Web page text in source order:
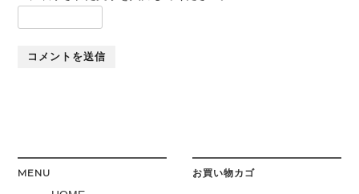
MENU お買い物カゴ